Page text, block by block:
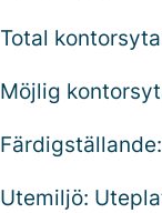
Total
Möjlig
Utemiljö: